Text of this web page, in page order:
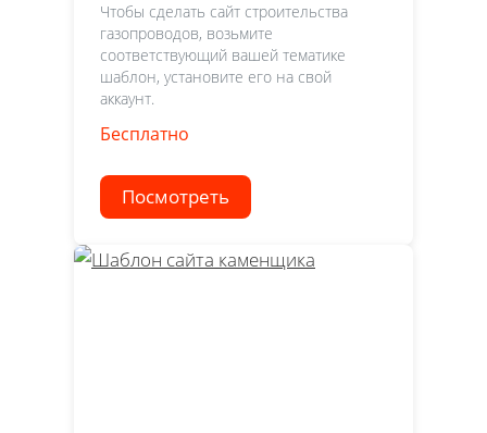
Чтобы сделать сайт строительства
газопроводов, возьмите
соответствующий вашей тематике
шаблон, установите его на свой
аккаунт.
Бесплатно
Посмотреть